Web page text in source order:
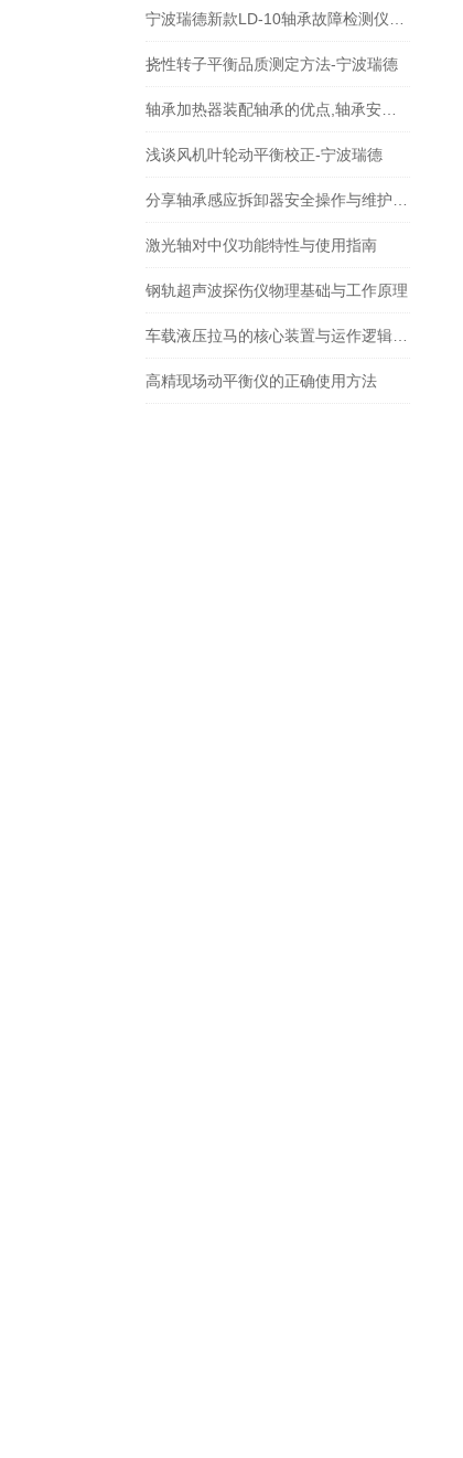
挠性转子平衡品质测定方法-宁波瑞德
浅谈风机叶轮动平衡校正-宁波瑞德
激光轴对中仪功能特性与使用指南
钢轨超声波探伤仪物理基础与工作原理
高精现场动平衡仪的正确使用方法